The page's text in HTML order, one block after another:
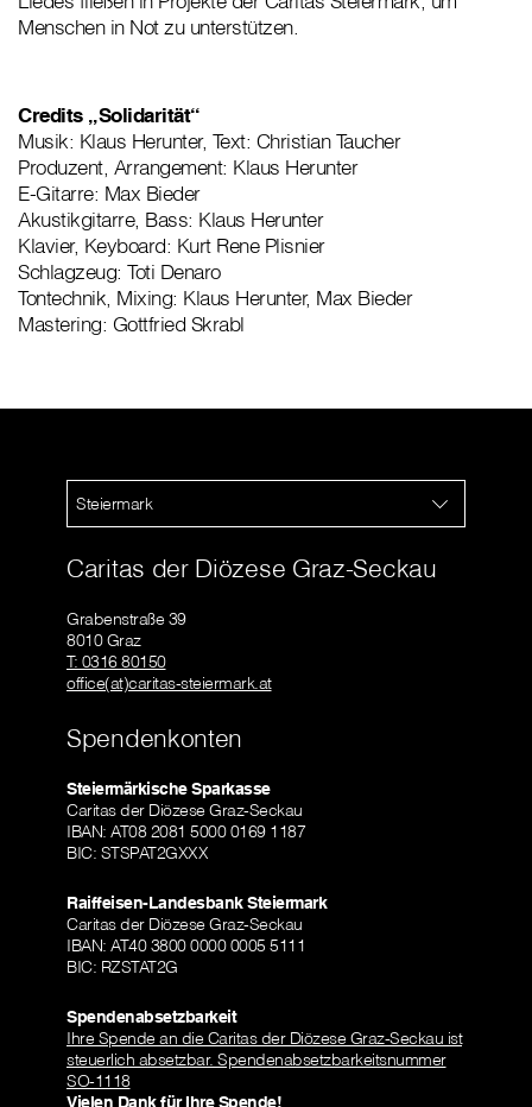
Menschen in Not zu unterstützen.
Credits „Solidarität“
Musik: Klaus Herunter, Text: Christian Taucher
Produzent, Arrangement: Klaus Herunter
E-Gitarre: Max Bieder
Akustikgitarre, Bass: Klaus Herunter
Klavier, Keyboard: Kurt Rene Plisnier
Schlagzeug: Toti Denaro
Tontechnik, Mixing: Klaus Herunter, Max Bieder
Mastering: Gottfried Skrabl
Steiermark
Caritas der Diözese Graz-Seckau
Grabenstraße 39
8010 Graz
T: 0316 80150
office(at)caritas-steiermark.at
Spendenkonten
Steiermärkische Sparkasse
Caritas der Diözese Graz-Seckau
IBAN: AT08 2081 5000 0169 1187
BIC: STSPAT2GXXX
Raiffeisen-Landesbank Steiermark
Caritas der Diözese Graz-Seckau
IBAN: AT40 3800 0000 0005 5111
BIC: RZSTAT2G
Spendenabsetzbarkeit
Ihre Spende an die Caritas der Diözese Graz-Seckau ist
steuerlich absetzbar. Spendenabsetzbarkeitsnummer
SO-1118
Vielen Dank für Ihre Spende!